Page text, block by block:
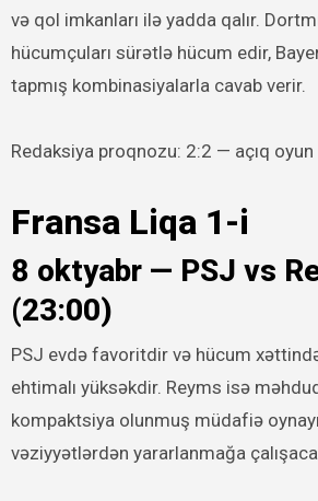
və qol imkanları ilə yadda qalır.
hücumçuları sürətlə hücum edir,
tapmış kombinasiyalarla cavab verir.
Redaksiya proqnozu: 2:2 — açıq
Fransa Liqa 1-i
8 oktyabr — PSJ vs
(23:00)
PSJ evdə favoritdir və hücum
ehtimalı yüksəkdir. Reyms isə
kompaktsiya olunmuş müdafiə
vəziyyətlərdən yararlanmağa